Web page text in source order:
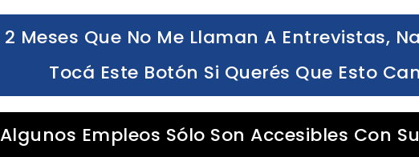
2 Meses Que No Me Llaman A Entrevistas,
Tocá Este Botón Si Querés Que Esto
Algunos Empleos Sólo Son Accesibles Con